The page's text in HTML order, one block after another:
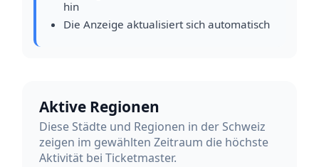
hin
Die Anzeige aktualisiert sich automatisch
Aktive Regionen
Diese Städte und Regionen in der Schweiz
zeigen im gewählten Zeitraum die höchste
Aktivität bei Ticketmaster.